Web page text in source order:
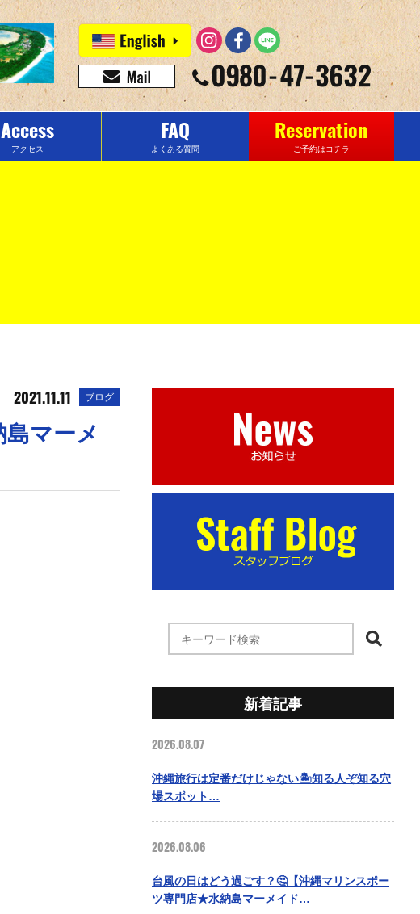
Access
アクセス
FAQ
よくある質問
Reservation
ご予約はコチラ
2021.11.11 ブログ
マーメ
新着記事
2026.08.07
沖縄旅行は定番だけじゃない🏝️知る人ぞ知る穴
場スポット…
2026.08.06
台風の日はどう過ごす？🤔【沖縄マリンスポー
ツ専門店★水納島マーメイド…